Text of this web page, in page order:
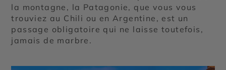
la montagne, la Patagonie, que vous vous
trouviez au Chili ou en Argentine, est un
passage obligatoire qui ne laisse toutefois,
jamais de marbre.